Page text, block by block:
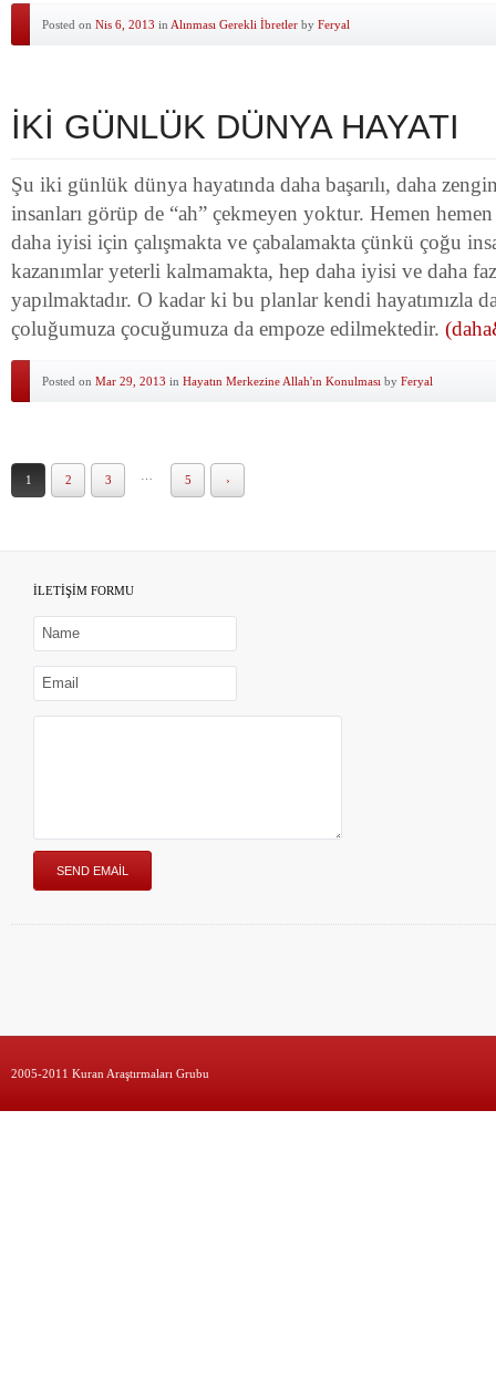
Posted on Nis 6, 2013 in Alınması Gerekli İbretler by Feryal
İKİ GÜNLÜK DÜNYA HAYATI
Şu iki günlük dünya hayatında daha başarılı, daha
insanları görüp de “ah” çekmeyen yoktur. Hemen
daha iyisi için çalışmakta ve çabalamakta çünkü çoğu
kazanımlar yeterli kalmamakta, hep daha iyisi ve daha
yapılmaktadır. O kadar ki bu planlar kendi hayatımızla
çoluğumuza çocuğumuza da empoze edilmektedir.
Posted on Mar 29, 2013 in Hayatın Merkezine Allah'ın Konulması by Feryal
1 2 3 5 ›
İLETİŞİM FORMU
2005-2011 Kuran Araştırmaları Grubu